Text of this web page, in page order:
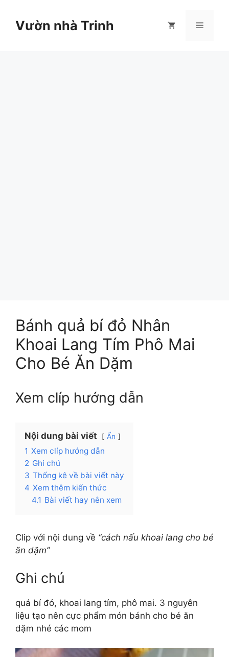
Vườn nhà Trinh Menu
Bánh quả bí đỏ Nhân
Khoai Lang Tím Phô Mai
Cho Bé Ăn Dặm
Xem clíp hướng dẫn
Nội dung bài viết Ẩn
1 Xem clíp hướng dẫn
2 Ghi chú
3 Thống kê về bài viết này
4 Xem thêm kiến thức
4.1 Bài viết hay nên xem
Clip với nội dung về “cách nấu khoai lang cho bé
ăn dặm”
Ghi chú
quả bí đỏ, khoai lang tím, phô mai. 3 nguyên
liệu tạo nên cực phẩm món bánh cho bé ăn
dặm nhé các mom